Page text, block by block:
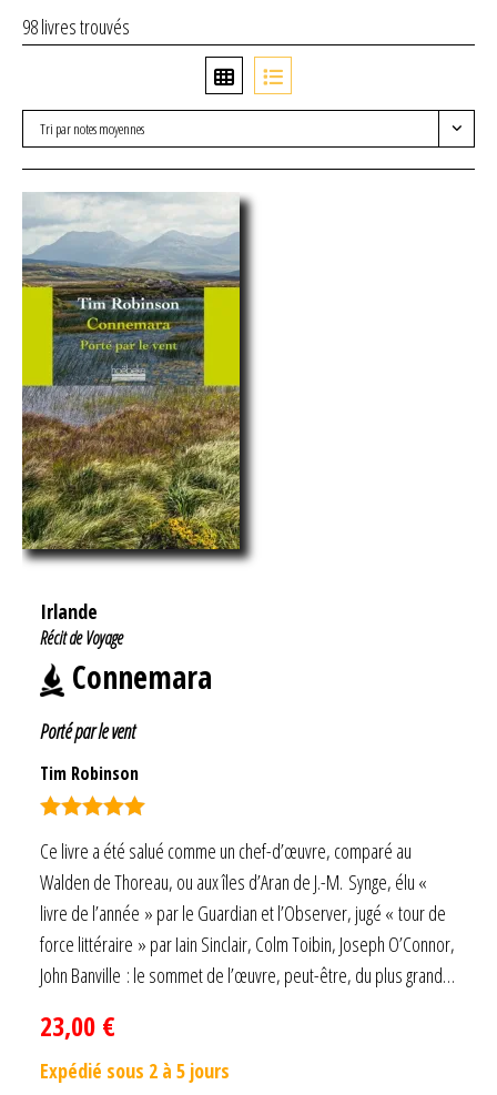
98 livres trouvés
Tri par notes moyennes
Irlande
Récit de Voyage
Connemara
Porté par le vent
Tim Robinson
Ce livre a été salué comme un chef-d’œuvre, comparé au
Walden de Thoreau, ou aux îles d’Aran de J.-M. Synge, élu «
livre de l’année » par le Guardian et l’Observer, jugé « tour de
force littéraire » par Iain Sinclair, Colm Toibin, Joseph O’Connor,
John Banville : le sommet de l’œuvre, peut-être, du plus grand…
23,00 €
Expédié sous 2 à 5 jours